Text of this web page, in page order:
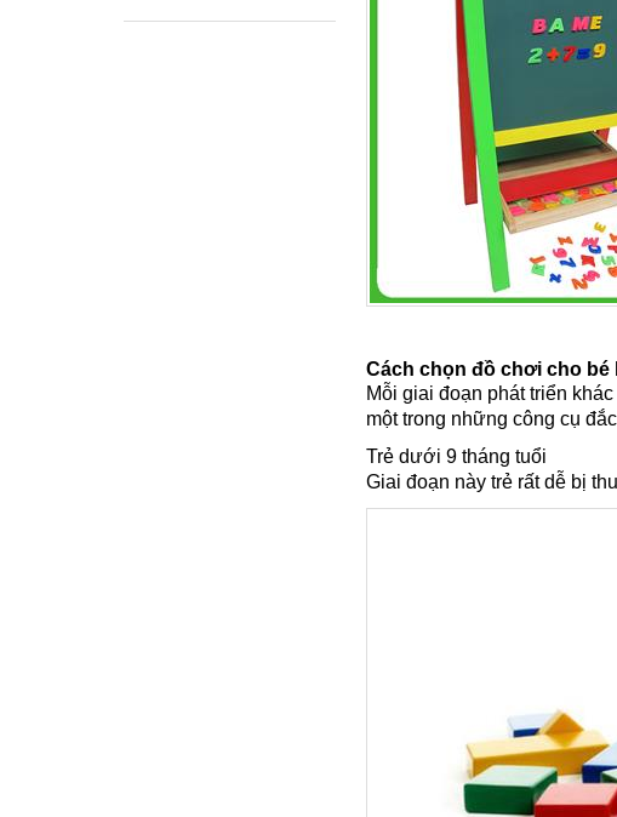
Cách chọn đồ chơi cho
Mỗi giai đoạn phát triển
một trong những công cụ
Trẻ dưới 9 tháng tuổi
Giai đoạn này trẻ rất dễ bị